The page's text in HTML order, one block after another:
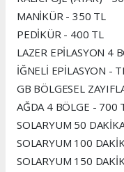
MANİKÜR - 350 TL
PEDİKÜR - 400 TL
LAZER EPİLASYON 4
İĞNELİ EPİLASYON -
GB BÖLGESEL
AĞDA 4 BÖLGE - 700
SOLARYUM 50
SOLARYUM 100
SOLARYUM 150